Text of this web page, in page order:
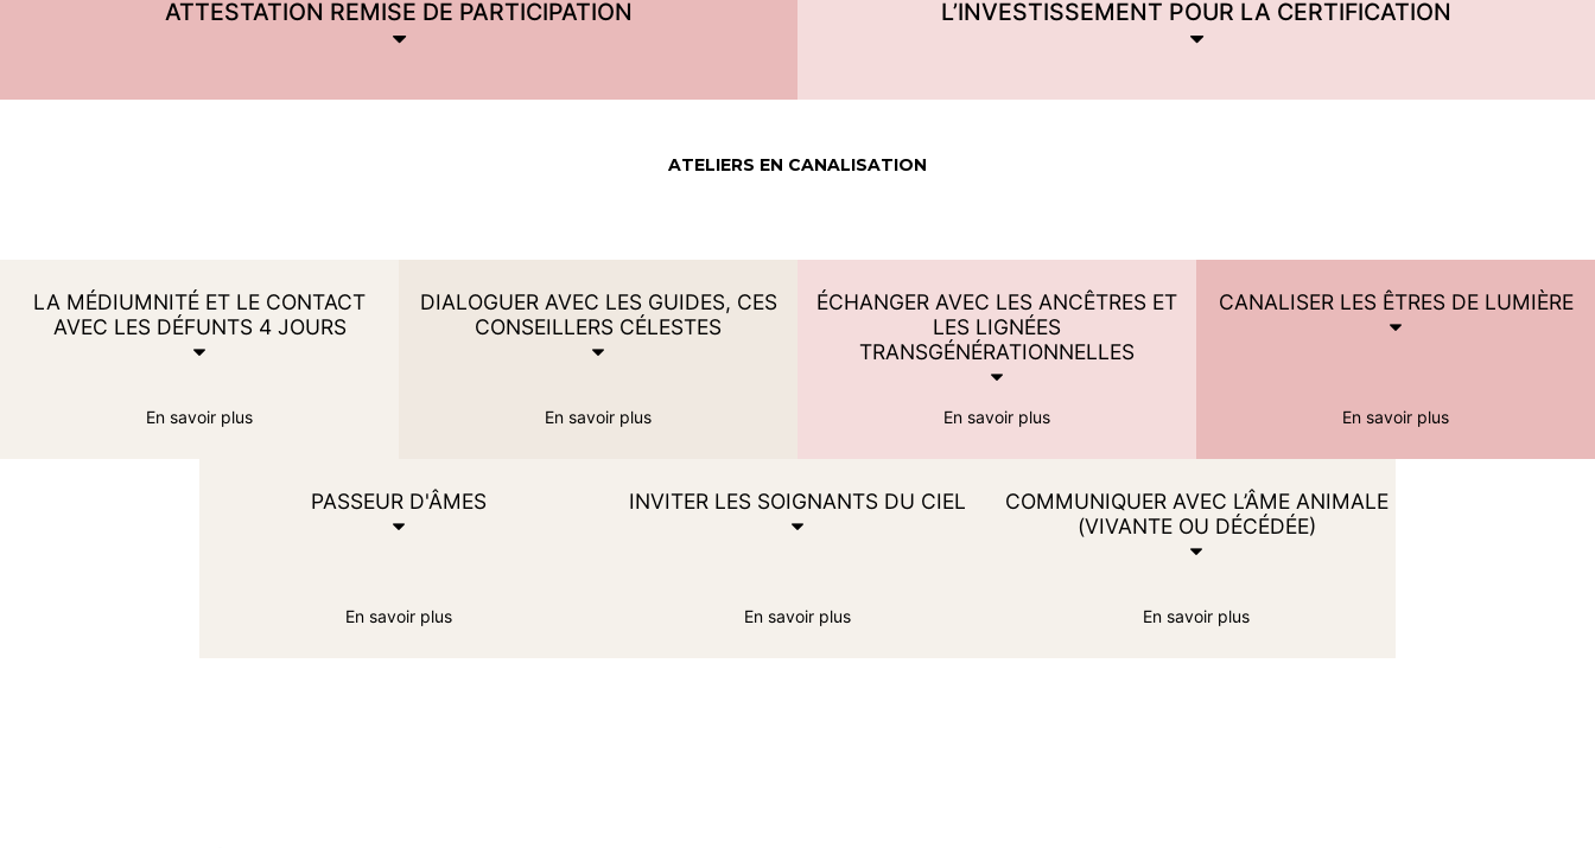
ATTESTATION REMISE DE PARTICIPATION L’INVESTISSEMENT POUR LA CERTIFICATION
ATELIERS EN CANALISATION
LA MÉDIUMNITÉ ET LE CONTACT
AVEC LES DÉFUNTS 4 JOURS
En savoir plus
DIALOGUER AVEC LES GUIDES, CES
CONSEILLERS CÉLESTES
En savoir plus
ÉCHANGER AVEC LES ANCÊTRES ET
LES LIGNÉES
TRANSGÉNÉRATIONNELLES
En savoir plus
CANALISER LES ÊTRES DE LUMIÈRE
En savoir plus
PASSEUR D'ÂMES
En savoir plus
INVITER LES SOIGNANTS DU CIEL
En savoir plus
COMMUNIQUER AVEC L’ÂME ANIMALE
(VIVANTE OU DÉCÉDÉE)
En savoir plus